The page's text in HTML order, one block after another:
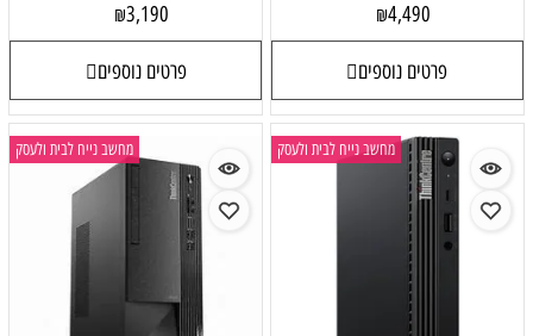
₪4,490
פרטים נוספים
₪3,190
פרטים נוספים
מחשב נייח לבית ולעסק מחשב נייח לבית ולעסק